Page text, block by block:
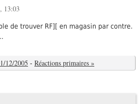
13:03
de trouver RF][ en magasin par contre.
12/2005 - Réactions primaires »